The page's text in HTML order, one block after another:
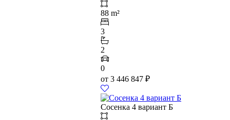
88 m²
3
2
0
от 3 446 847 ₽
Сосенка 4 вариант Б